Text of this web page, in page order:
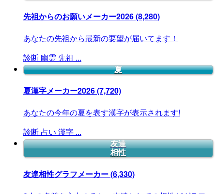
先祖からのお願いメーカー2026(8,280)
あなたの先祖から最新の要望が届いてます！
診断 幽霊 先祖 ...
夏
夏漢字メーカー2026(7,720)
あなたの今年の夏を表す漢字が表示されます!
診断 占い 漢字 ...
友達
相性
友達相性グラフメーカー(6,330)